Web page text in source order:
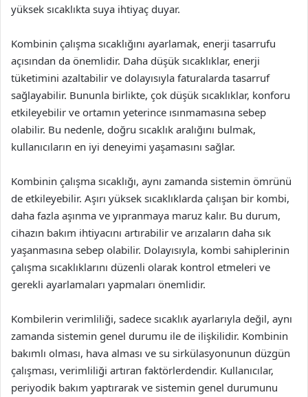
yüksek sıcaklıkta suya ihtiyaç duyar.
Kombinin çalışma sıcaklığını ayarlamak, enerji tasarrufu
açısından da önemlidir. Daha düşük sıcaklıklar, enerji
tüketimini azaltabilir ve dolayısıyla faturalarda tasarruf
sağlayabilir. Bununla birlikte, çok düşük sıcaklıklar, konforu
etkileyebilir ve ortamın yeterince ısınmamasına sebep
olabilir. Bu nedenle, doğru sıcaklık aralığını bulmak,
kullanıcıların en iyi deneyimi yaşamasını sağlar.
Kombinin çalışma sıcaklığı, aynı zamanda sistemin ömrünü
de etkileyebilir. Aşırı yüksek sıcaklıklarda çalışan bir kombi,
daha fazla aşınma ve yıpranmaya maruz kalır. Bu durum,
cihazın bakım ihtiyacını artırabilir ve arızaların daha sık
yaşanmasına sebep olabilir. Dolayısıyla, kombi sahiplerinin
çalışma sıcaklıklarını düzenli olarak kontrol etmeleri ve
gerekli ayarlamaları yapmaları önemlidir.
Kombilerin verimliliği, sadece sıcaklık ayarlarıyla değil, aynı
zamanda sistemin genel durumu ile de ilişkilidir. Kombinin
bakımlı olması, hava alması ve su sirkülasyonunun düzgün
çalışması, verimliliği artıran faktörlerdendir. Kullanıcılar,
periyodik bakım yaptırarak ve sistemin genel durumunu